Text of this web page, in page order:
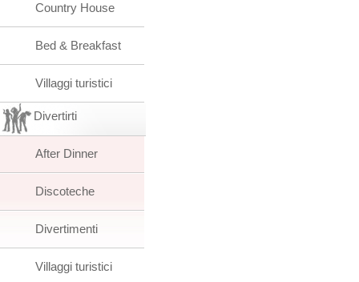
Country House
Bed & Breakfast
Villaggi turistici
Divertirti
After Dinner
Discoteche
Divertimenti
Villaggi turistici